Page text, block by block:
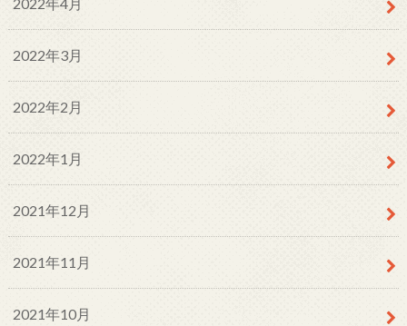
2022年3月
2022年2月
2022年1月
2021年12月
2021年11月
2021年10月